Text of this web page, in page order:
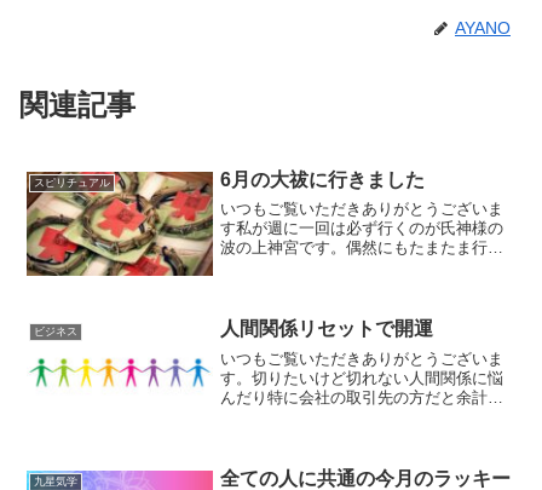
AYANO
関連記事
スピリチュアル 6月の大祓に行きました
いつもご覧いただきありがとうございま
す私が週に一回は必ず行くのが氏神様の
波の上神宮です。偶然にもたまたま行っ
の説明を引用します↓...
ビジネス 人間関係リセットで開運
いつもご覧いただきありがとうございま
す。切りたいけど切れない人間関係に悩
んだり特に会社の取引先の方だと余計に
れは結果的に質の悪いお客...
九星気学
全ての人に共通の今月のラッキー